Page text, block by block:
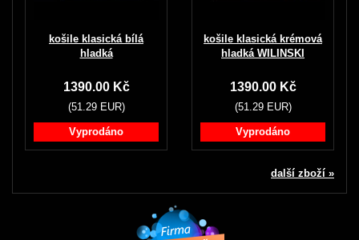
košile klasická bílá
hladká
1390.00 Kč
(51.29 EUR)
Vyprodáno
košile klasická krémová
hladká WILINSKI
1390.00 Kč
(51.29 EUR)
Vyprodáno
další zboží »